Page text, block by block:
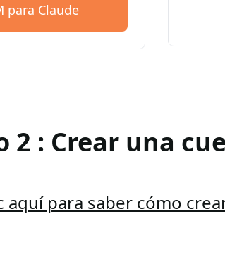
para Claude
2 : Crear una
aquí para saber cómo